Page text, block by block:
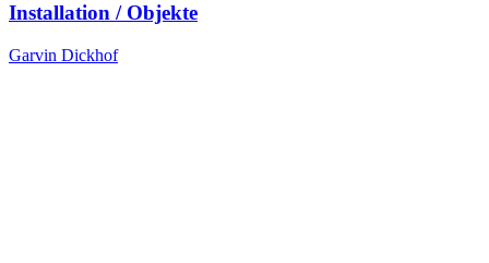
Installation / Objekte
Garvin Dickhof